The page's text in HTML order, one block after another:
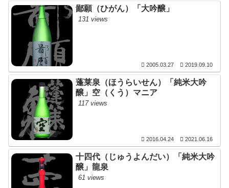
鄙願（ひがん）「大吟醸」
131 views
2005.03.27 2019.09.10
蓬莱泉（ほうらいせん）「純米大吟
醸」空（くう）マニア
117 views
2016.04.24 2021.06.16
十四代（じゅうよんだい）「純米大吟
醸」龍泉
61 views